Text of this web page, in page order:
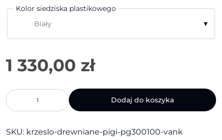
Kolor siedziska plastikowego
Biały
▾
ilość
Krzesło
drewniane
PG300100
Dodaj do koszyka
SKU: krzeslo-drewniane-pigi-pg300100-vank